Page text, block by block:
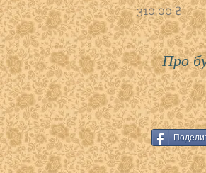
Ціна
310,00 ₴
Про